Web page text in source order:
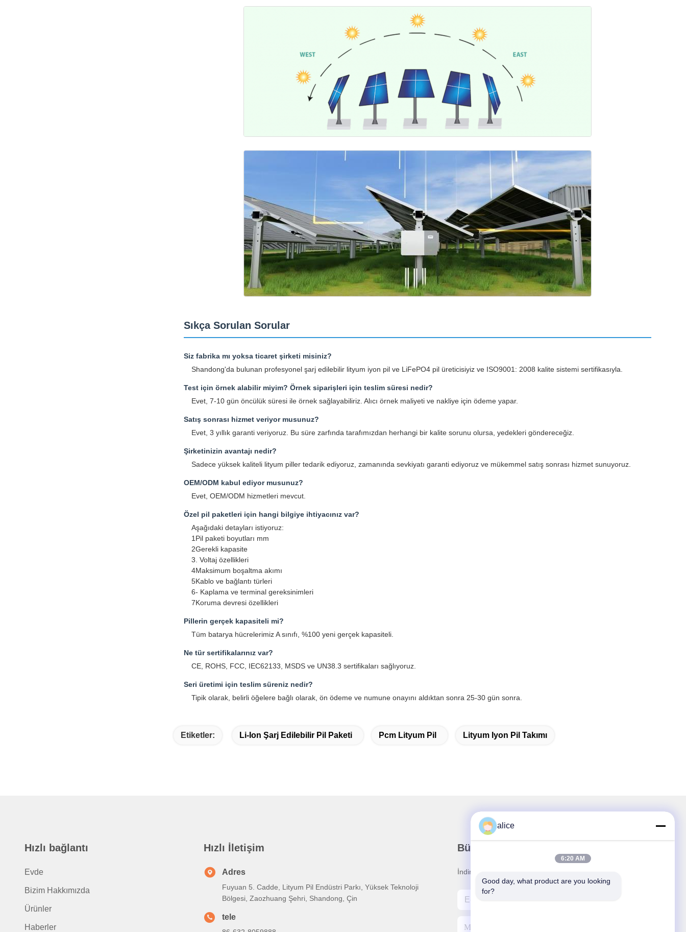
Sıkça Sorulan Sorular
Siz fabrika mı yoksa ticaret şirketi misiniz?
Shandong'da bulunan profesyonel şarj edilebilir lityum iyon pil ve LiFePO4 pil üreticisiyiz ve ISO9001: 2008 kalite sistemi sertifikasıyla.
Test için örnek alabilir miyim? Örnek siparişleri için teslim süresi nedir?
Evet, 7-10 gün öncülük süresi ile örnek sağlayabiliriz. Alıcı örnek maliyeti ve nakliye için ödeme yapar.
Satış sonrası hizmet veriyor musunuz?
Evet, 3 yıllık garanti veriyoruz. Bu süre zarfında tarafımızdan herhangi bir kalite sorunu olursa, yedekleri göndereceğiz.
Şirketinizin avantajı nedir?
Sadece yüksek kaliteli lityum piller tedarik ediyoruz, zamanında sevkiyatı garanti ediyoruz ve mükemmel satış sonrası hizmet sunuyoruz.
OEM/ODM kabul ediyor musunuz?
Evet, OEM/ODM hizmetleri mevcut.
Özel pil paketleri için hangi bilgiye ihtiyacınız var?
Aşağıdaki detayları istiyoruz:
1Pil paketi boyutları mm
2Gerekli kapasite
3. Voltaj özellikleri
4Maksimum boşaltma akımı
5Kablo ve bağlantı türleri
6- Kaplama ve terminal gereksinimleri
7Koruma devresi özellikleri
Pillerin gerçek kapasiteli mi?
Tüm batarya hücrelerimiz A sınıfı, %100 yeni gerçek kapasiteli.
Ne tür sertifikalarınız var?
CE, ROHS, FCC, IEC62133, MSDS ve UN38.3 sertifikaları sağlıyoruz.
Seri üretimi için teslim süreniz nedir?
Tipik olarak, belirli öğelere bağlı olarak, ön ödeme ve numune onayını aldıktan sonra 25-30 gün sonra.
Etiketler: Li-Ion Şarj Edilebilir Pil Paketi Pcm Lityum Pil Lityum Iyon Pil Takımı
Hızlı bağlantı
Evde
Bizim Hakkımızda
Ürünler
Haberler
Hızlı İletişim
Adres
Fuyuan 5. Cadde, Lityum Pil Endüstri Parkı, Yüksek Teknoloji
Bölgesi, Zaozhuang Şehri, Shandong, Çin
tele
Bültenimiz
İndirimler ve daha fazlası için bültenimize abone olun.
alice
6:20 AM
Good day, what product are you looking
for?